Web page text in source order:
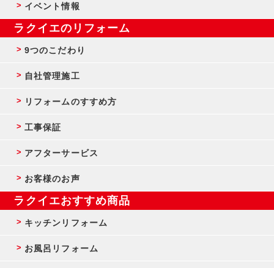
イベント情報
ラクイエのリフォーム
9つのこだわり
自社管理施工
リフォームのすすめ方
工事保証
アフターサービス
お客様のお声
ラクイエおすすめ商品
キッチンリフォーム
お風呂リフォーム